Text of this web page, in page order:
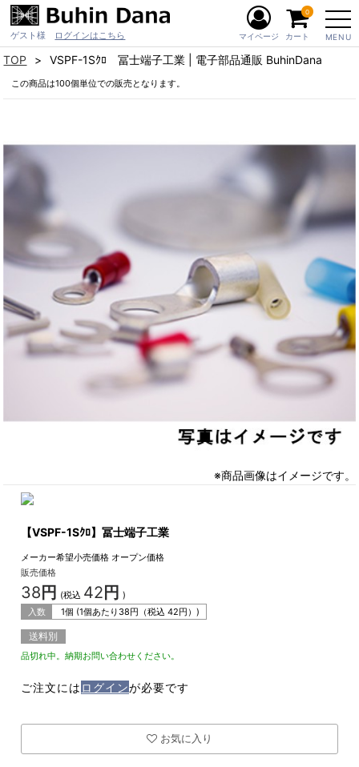
ゲスト様 ログインはこちら MENU
マイページ カート
0
TOP VSPF-1Sｸﾛ 冨士端子工業 | 電子部品通販 BuhinDana
この商品は100個単位での販売となります。
※商品画像はイメージです。
【VSPF-1Sｸﾛ】冨士端子工業
メーカー希望小売価格 オープン価格
販売価格
38 円 (税込 42 円 )
入数
1個 (1個あたり 38円（税込42円）)
送料別
品切れ中。納期お問い合わせください。
ご注文には ログインが必要です
お気に入り